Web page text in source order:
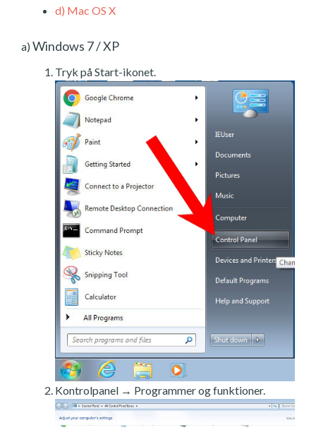
d) Mac OS X
a) Windows 7 / XP
Tryk på Start-ikonet.
Kontrolpanel → Programmer og funktioner.